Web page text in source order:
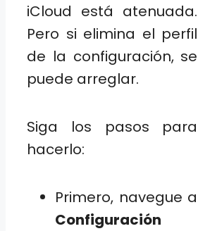
iCloud está atenuada.
Pero si elimina el perfil
de la configuración, se
puede arreglar.
Siga los pasos para
hacerlo:
Primero, navegue a
Configuración